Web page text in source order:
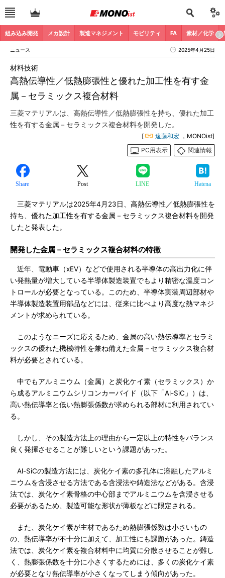
組み込み開発 メカ設計 製造マネジメント モビリティ FA 素材／化学
ニュース 2025年4月25日
高熱伝導性／低熱膨張性と優れた加工性を有す金
属－セラミックス複合材料
材料技術
三菱マテリアルは、高熱伝導性／低熱膨張性を持ち、優れた加工
性を有する金属－セラミックス複合材料を開発した。
[ 遠藤和宏 ，MONOist]
PC用表示
関連情報
Share Post LINE Hatena
三菱マテリアルは2025年4月23日、高熱伝導性／低熱膨張性を
持ち、優れた加工性を有する金属－セラミックス複合材料を開発
したと発表した。
開発した金属－セラミックス複合材料の特徴
近年、電動車（xEV）などで使用される半導体の高出力化に伴
い発熱量が増大している半導体製造装置でもより精密な温度コン
トロールが必要となっている。このため、半導体実装周辺部材や
半導体製造装置用部品などには、従来に比べより高度な熱マネジ
メントが求められている。
このようなニーズに応えるため、金属の高い熱伝導率とセラミ
ックスの優れた機械特性を兼ね備えた金属－セラミックス複合材
料が必要とされている。
中でもアルミニウム（金属）と炭化ケイ素（セラミックス）か
ら成るアルミニウムシリコンカーバイド（以下「Al-SiC」）は、
高い熱伝導率と低い熱膨張係数が求められる部材に利用されてい
る。
しかし、その製造方法上の理由から一定以上の特性をバランス
良く発揮させることが難しいという課題があった。
Al-SiCの製造方法には、炭化ケイ素の多孔体に溶融したアルミ
ニウムを含浸させる方法である含浸法や鋳造法などがある。含浸
法では、炭化ケイ素骨格の中心部までアルミニウムを含浸させる
必要があるため、製造可能な形状が薄板などに限定される。
また、炭化ケイ素が主材であるため熱膨張係数は小さいもの
の、熱伝導率が不十分に加えて、加工性にも課題があった。鋳造
法では、炭化ケイ素を複合材料中に均質に分散させることが難し
く、熱膨張係数を十分に小さくするためには、多くの炭化ケイ素
が必要となり熱伝導率が小さくなってしまう傾向があった。